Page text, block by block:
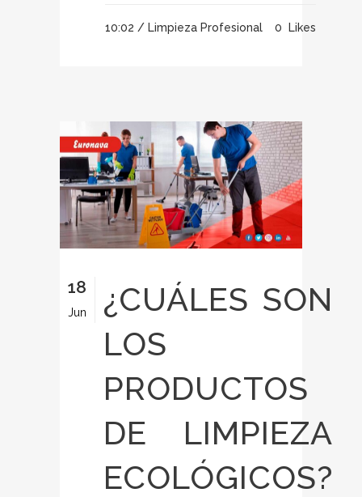
10:02 / Limpieza Profesional 0 Likes
18
Jun
¿CUÁLES SON
LOS
PRODUCTOS
DE LIMPIEZA
ECOLÓGICOS?